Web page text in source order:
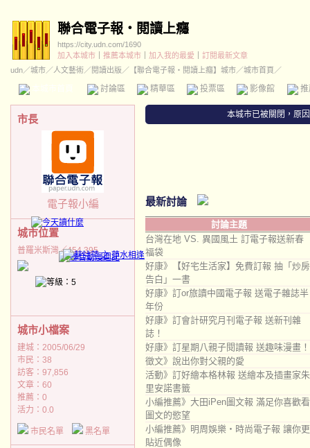
聯合電子報‧閱讀上癮
https://city.udn.com/1690
加入本城市
推薦本城市 加入我的最愛
訂閱最新文章
udn／城市／人文藝術／閱讀出版 ／ 【聯合電子報‧閱讀上癮】城市／城市首頁／
討論區 精華區 投票區 影像館
市長
電子報小編
城市位置
普羅米斯灣／454,395
城市小檔案
建城：2005/06/29
市民：38
訪客：97,856
文章：60
推薦： 0
活力：0.0
市民名單 黑名單
本城市已被關閉，原
最新討論
討論主題
台灣在地 VS. 異國風土 訂電子報送新春
福袋
好康》【好宅生活家】免費訂報 抽「炒房
告白」一書
好康》訂or旅讀中國電子報 送電子雜誌半
年份
好康》訂會計研究月刊電子報 送新刊雜
誌！
好康》訂星期八親子閱讀報 送趣味漫畫！
徵文》說出你對父親的愛
活動》訂好繪本格林報 送繪本及插畫家朱
里安諾書籤
小編推薦》大田iPen圖文報 滿足你喜歡看
圖文的慾望
小編推薦》明周娛樂‧時尚電子報 讓你更
貼近偶像